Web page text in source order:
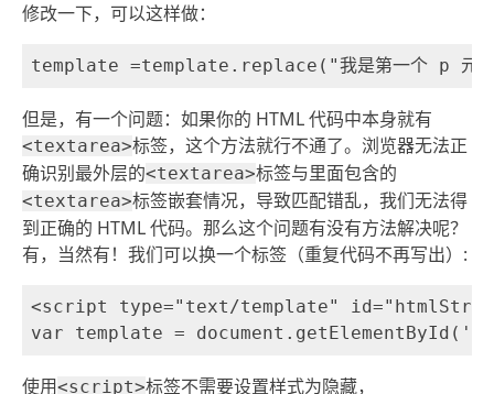
修改一下，可以这样做：
但是，有一个问题：如果你的 HTML 代码中本身就有
<textarea>标签，这个方法就行不通了。浏览器无法正
确识别最外层的<textarea>标签与里面包含的
<textarea>标签嵌套情况，导致匹配错乱，我们无法得
到正确的 HTML 代码。那么这个问题有没有方法解决呢？
有，当然有！我们可以换一个标签（重复代码不再写出）:
<script type="text/template"
使用<script>标签不需要设置样式为隐藏，